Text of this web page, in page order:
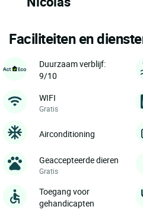
Faciliteiten en
Duurzaam verblijf:
9/10
WIFI
Gratis
Airconditioning
Geaccepteerde dieren
Gratis
Toegang voor
gehandicapten